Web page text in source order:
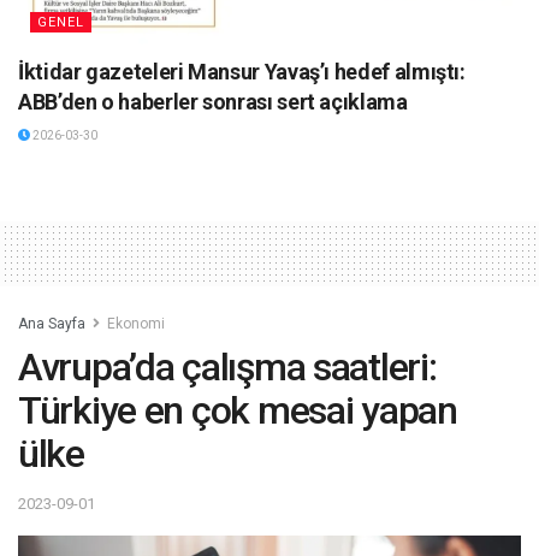
GENEL
İktidar gazeteleri Mansur Yavaş’ı hedef almıştı:
ABB’den o haberler sonrası sert açıklama
2026-03-30
Ana Sayfa Ekonomi
Avrupa’da çalışma saatleri:
Türkiye en çok mesai yapan
ülke
2023-09-01